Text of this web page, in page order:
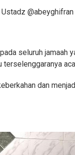
seluruh jamaah
terselenggaranya
dan